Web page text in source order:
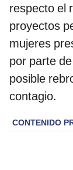
respecto el
proyectos
mujeres
por parte
posible
contagio.